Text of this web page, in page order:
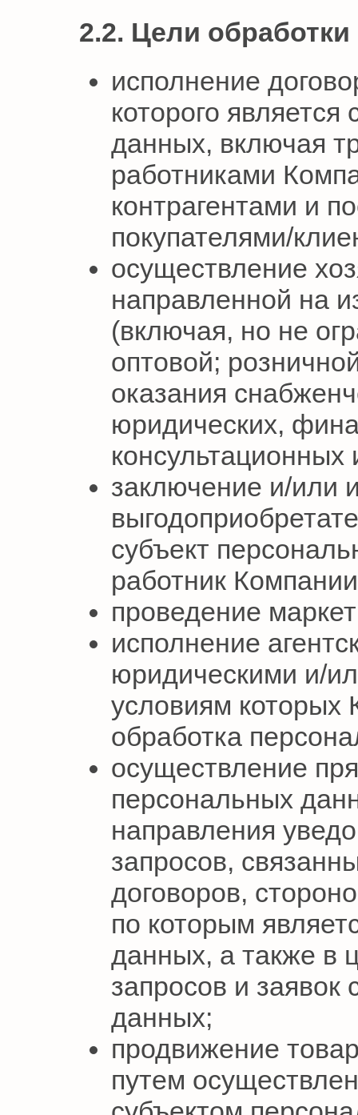
2.2. Цели
исполнение
которого
данных, включая
работниками
контрагентами и
покупателями/
осуществление
направленной на
(включая, но не
оптовой;
оказания
юридических,
консультационных
заключение и/или
субъект
работник
проведение
исполнение
юридическими и/
условиям которых
обработка
осуществление
персональных
направления
запросов,
договоров,
по которым
данных, а также в
запросов и заявок
данных;
продвижение
путем